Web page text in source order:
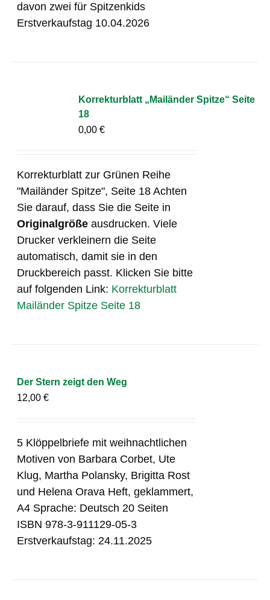
davon zwei für Spitzenkids
Erstverkaufstag 10.04.2026
Korrekturblatt „Mailänder Spitze“ Seite
18
0,00€
Korrekturblatt zur Grünen Reihe
"Mailänder Spitze", Seite 18 Achten
Sie darauf, dass Sie die Seite in
Originalgröße ausdrucken. Viele
Drucker verkleinern die Seite
automatisch, damit sie in den
Druckbereich passt. Klicken Sie bitte
auf folgenden Link: Korrekturblatt
Mailänder Spitze Seite 18
Der Stern zeigt den Weg
12,00€
5 Klöppelbriefe mit weihnachtlichen
Motiven von Barbara Corbet, Ute
Klug, Martha Polansky, Brigitta Rost
und Helena Orava Heft, geklammert,
A4 Sprache: Deutsch 20 Seiten
ISBN 978-3-911129-05-3
Erstverkaufstag: 24.11.2025